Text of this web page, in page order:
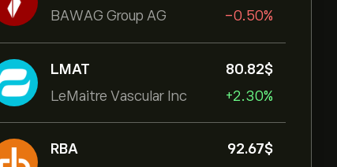
BAWAG Group AG
-0.50%
LMAT
LeMaitre Vascular Inc
80.82‎$‎
+2.30%
RBA
92.67‎$‎